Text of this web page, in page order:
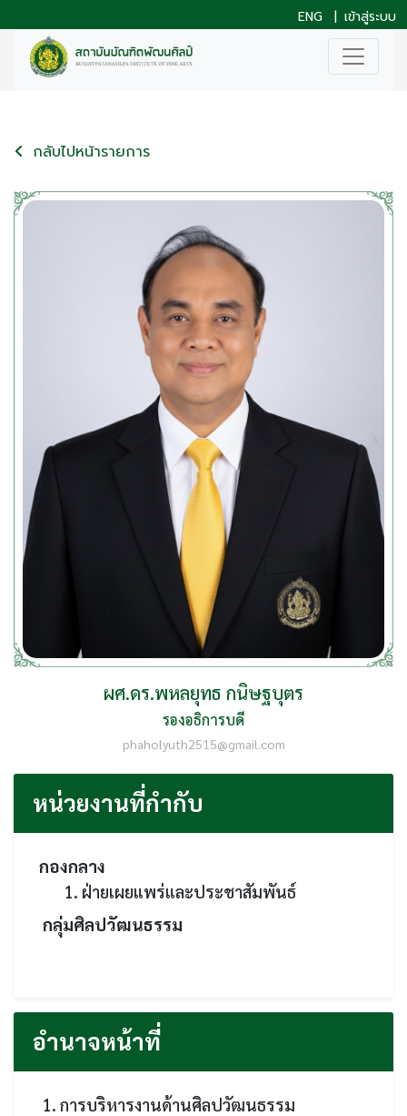
ENG | เข้าสู่ระบบ
กลับไปหน้ารายการ
ผศ.ดร.พหลยุทธ กนิษฐบุตร
รองอธิการบดี
phaholyuth2515@gmail.com
หน่วยงานที่กำกับ
กองกลาง
1. ฝ่ายเผยแพร่และประชาสัมพันธ์
กลุ่มศิลปวัฒนธรรม
อำนาจหน้าที่
1. การบริหารงานด้านศิลปวัฒนธรรม